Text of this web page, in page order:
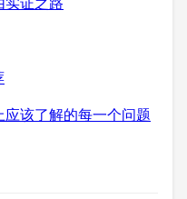
应该了解的每一个问题